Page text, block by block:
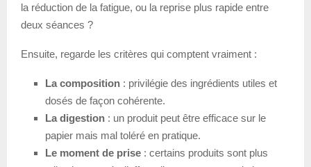
la réduction de la fatigue, ou la reprise plus rapide entre
deux séances ?
Ensuite, regarde les critères qui comptent vraiment :
La composition : privilégie des ingrédients utiles et
dosés de façon cohérente.
La digestion : un produit peut être efficace sur le
papier mais mal toléré en pratique.
Le moment de prise : certains produits sont plus